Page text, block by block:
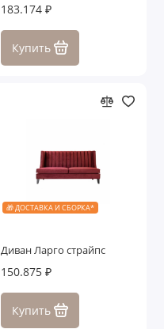
183.174 ₽
Купить
🎁 ДОСТАВКА И СБОРКА*
Диван Ларго страйпс
150.875 ₽
Купить